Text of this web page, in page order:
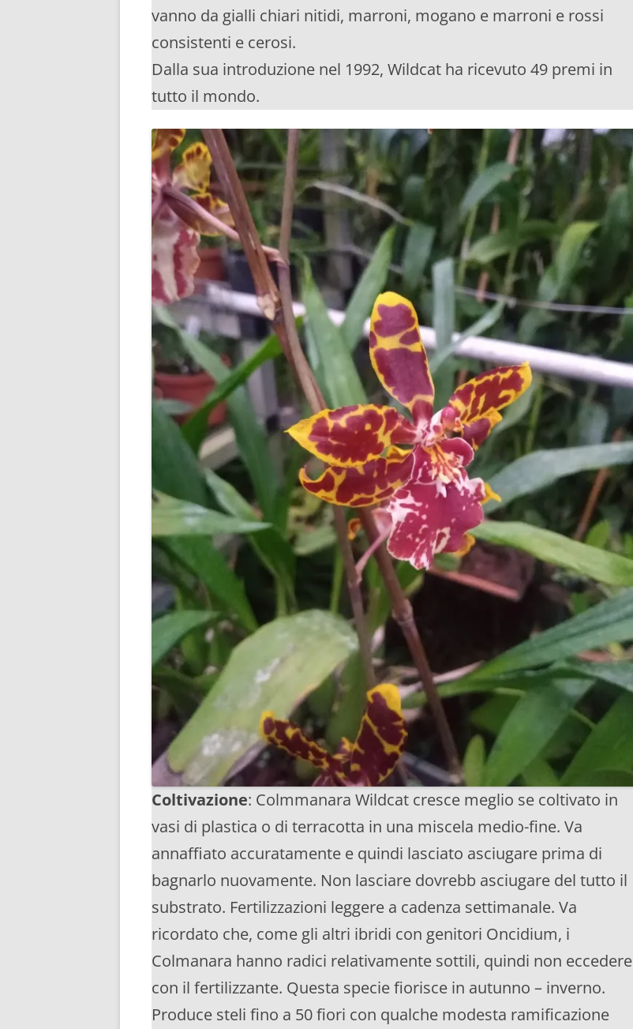
vanno da gialli chiari nitidi, marroni, mogano e marroni e rossi
consistenti e cerosi.
Dalla sua introduzione nel 1992, Wildcat ha ricevuto 49 premi in
tutto il mondo.
Coltivazione: Colmmanara Wildcat cresce meglio se coltivato in
vasi di plastica o di terracotta in una miscela medio-fine. Va
annaffiato accuratamente e quindi lasciato asciugare prima di
bagnarlo nuovamente. Non lasciare dovrebb asciugare del tutto il
substrato. Fertilizzazioni leggere a cadenza settimanale. Va
ricordato che, come gli altri ibridi con genitori Oncidium, i
Colmanara hanno radici relativamente sottili, quindi non eccedere
con il fertilizzante. Questa specie fiorisce in autunno – inverno.
Produce steli fino a 50 fiori con qualche modesta ramificazione